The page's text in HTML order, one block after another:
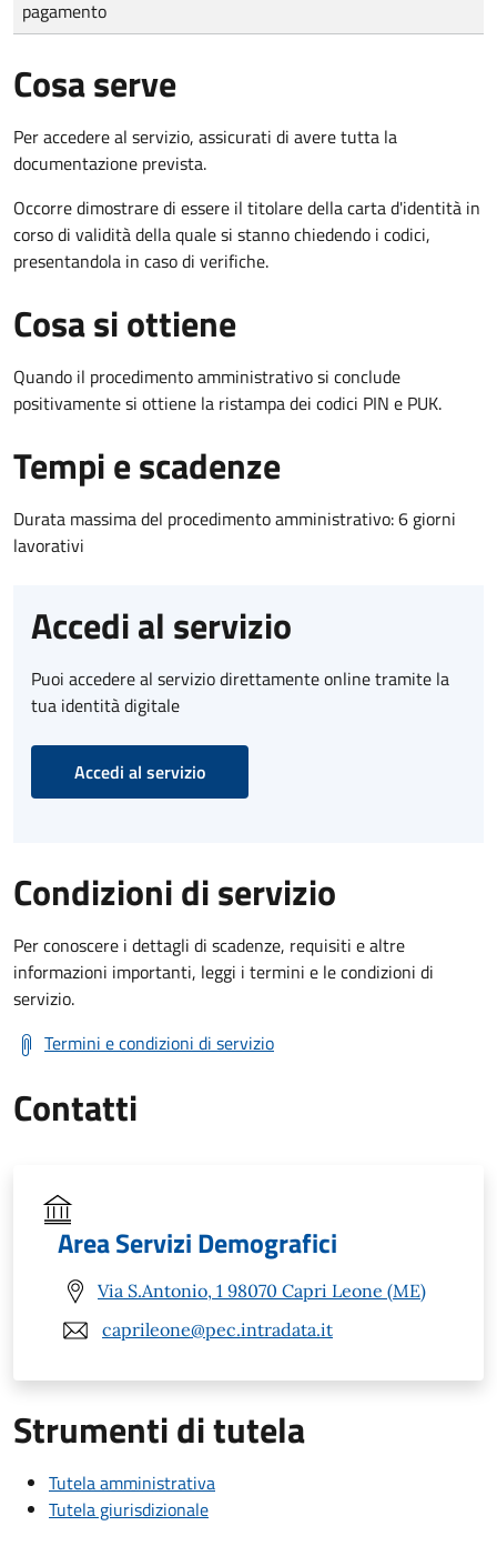
pagamento
Cosa serve
Per accedere al servizio, assicurati di avere tutta la
documentazione prevista.
Occorre dimostrare di essere il titolare della carta d'identità in
corso di validità della quale si stanno chiedendo i codici,
presentandola in caso di verifiche.
Cosa si ottiene
Quando il procedimento amministrativo si conclude
positivamente si ottiene la ristampa dei codici PIN e PUK.
Tempi e scadenze
Durata massima del procedimento amministrativo: 6 giorni
lavorativi
Accedi al servizio
Puoi accedere al servizio direttamente online tramite la
tua identità digitale
Accedi al servizio
Condizioni di servizio
Per conoscere i dettagli di scadenze, requisiti e altre
informazioni importanti, leggi i termini e le condizioni di
servizio.
Termini e condizioni di servizio
Contatti
Area Servizi Demografici
Via S.Antonio, 1 98070 Capri Leone (ME)
caprileone@pec.intradata.it
Strumenti di tutela
Tutela amministrativa
Tutela giurisdizionale